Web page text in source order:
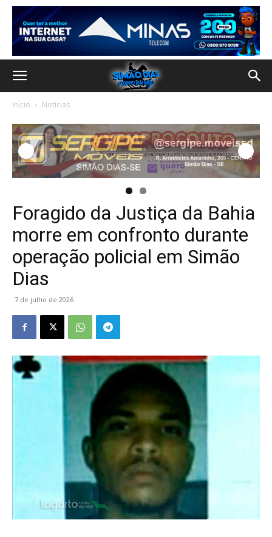
Início Notícias
Foragido da Justiça da Bahia
morre em confronto durante
operação policial em Simão
Dias
7 de julho de 2026